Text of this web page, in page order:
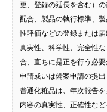
更、登録の延長を含む）
配合、製品の執行標準、
性評価などの登録または
真実性、科学性、完全性
合、直ちに是正を行う必
申請或いは備案申請の提出
普通化粧品は、年次報告
内容の真実性、正確性な